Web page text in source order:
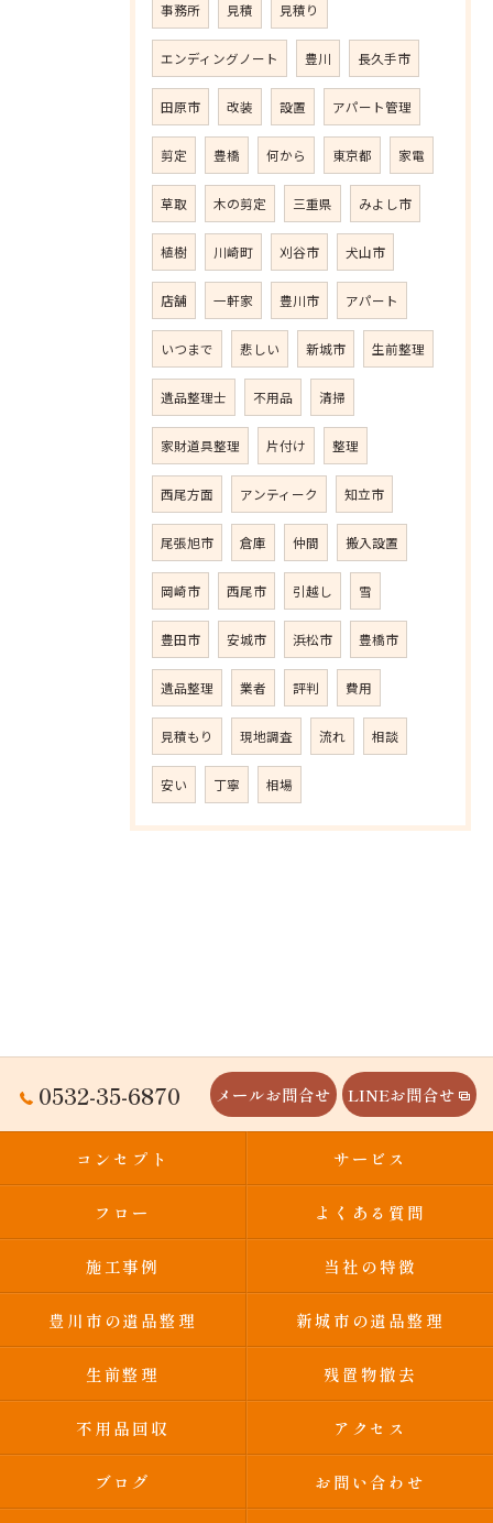
事務所 見積 見積り
エンディングノート 豊川 長久手市
田原市 改装 設置 アパート管理
剪定 豊橋 何から 東京都 家電
草取 木の剪定 三重県 みよし市
植樹 川崎町 刈谷市 犬山市
店舗 一軒家 豊川市 アパート
いつまで 悲しい 新城市 生前整理
遺品整理士 不用品 清掃
家財道具整理 片付け 整理
西尾方面 アンティーク 知立市
尾張旭市 倉庫 仲間 搬入設置
岡崎市 西尾市 引越し 雪
豊田市 安城市 浜松市 豊橋市
遺品整理 業者 評判 費用
見積もり 現地調査 流れ 相談
安い 丁寧 相場
0532-35-6870 メールお問合せ LINEお問合せ
コンセプト サービス
フロー よくある質問
施工事例 当社の特徴
豊川市の遺品整理 新城市の遺品整理
生前整理 残置物撤去
不用品回収 アクセス
ブログ お問い合わせ